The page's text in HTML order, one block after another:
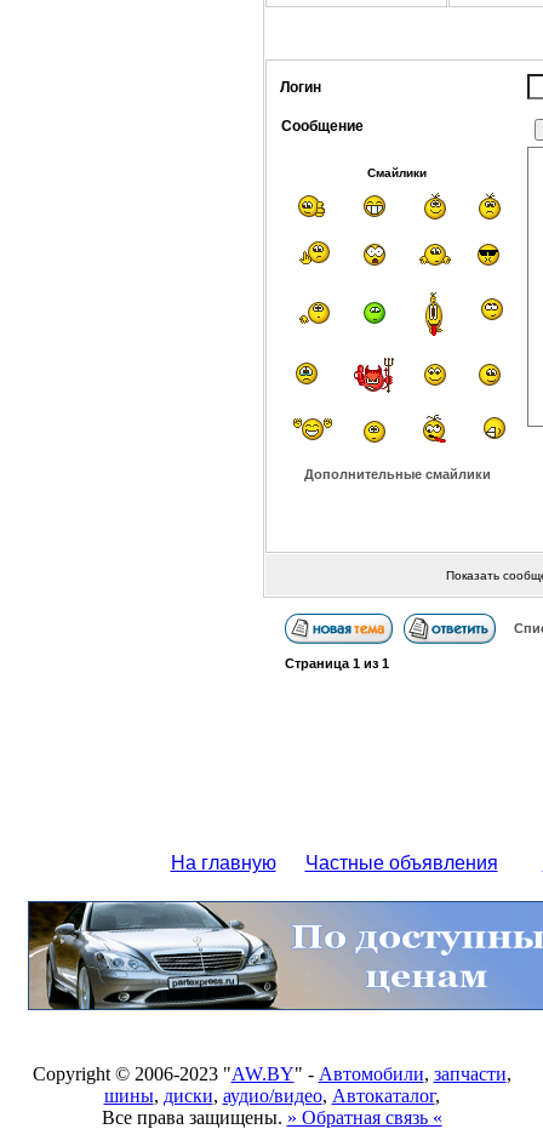
Логин
Сообщение
Смайлики
Дополнительные смайлики
Показать
Страница 1из 1
На главную Частные объявления
Copyright © 2006-2023 "AW.BY" - Автомобили, запчасти,
шины, диски, аудио/видео, Автокаталог,
Все права защищены. » Обратная связь «